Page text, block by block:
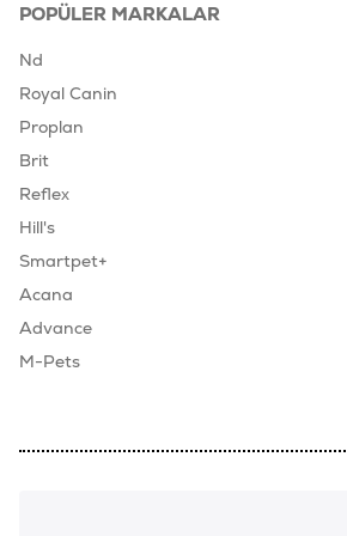
POPÜLER MARKALAR
Nd
Royal Canin
Proplan
Brit
Reflex
Hill's
Smartpet+
Acana
Advance
M-Pets